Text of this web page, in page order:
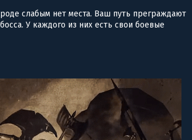
слабым нет места. Ваш путь преграждают
У каждого из них есть свои боевые